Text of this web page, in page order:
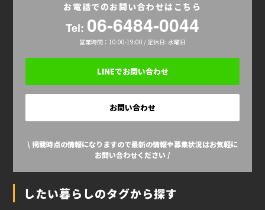
お電話でのお問い合わせはこちら
Tel: 06-6484-0044
営業時間：10:00-19:00 / 定休日: 水曜日
LINEでお問い合わせ
お問い合わせ
\ 掲載時点の情報になりますので最新の情報や募集状況はお気軽に
お問い合わせください /
したい暮らしのタグから探す